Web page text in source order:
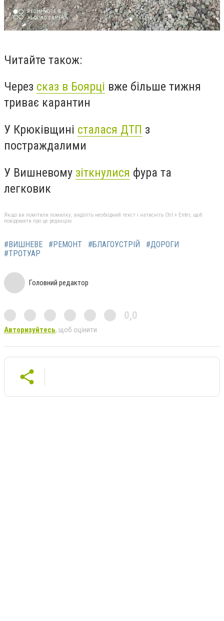
Читайте також:
Через сказ в Боярці вже більше тижня
триває карантин
У Крюківщині сталася ДТП з
постраждалими
У Вишневому зіткнулися фура та
легковик
Якщо ви помітили помилку, виділіть необхідний текст і натисніть Ctrl + Enter, щоб
повідомити про це редакцію
#ВИШНЕВЕ #РЕМОНТ #БЛАГОУСТРІЙ
#ДОРОГИ
#ТРОТУАР
Головний редактор
0,0
Авторизуйтесь, щоб оцінити